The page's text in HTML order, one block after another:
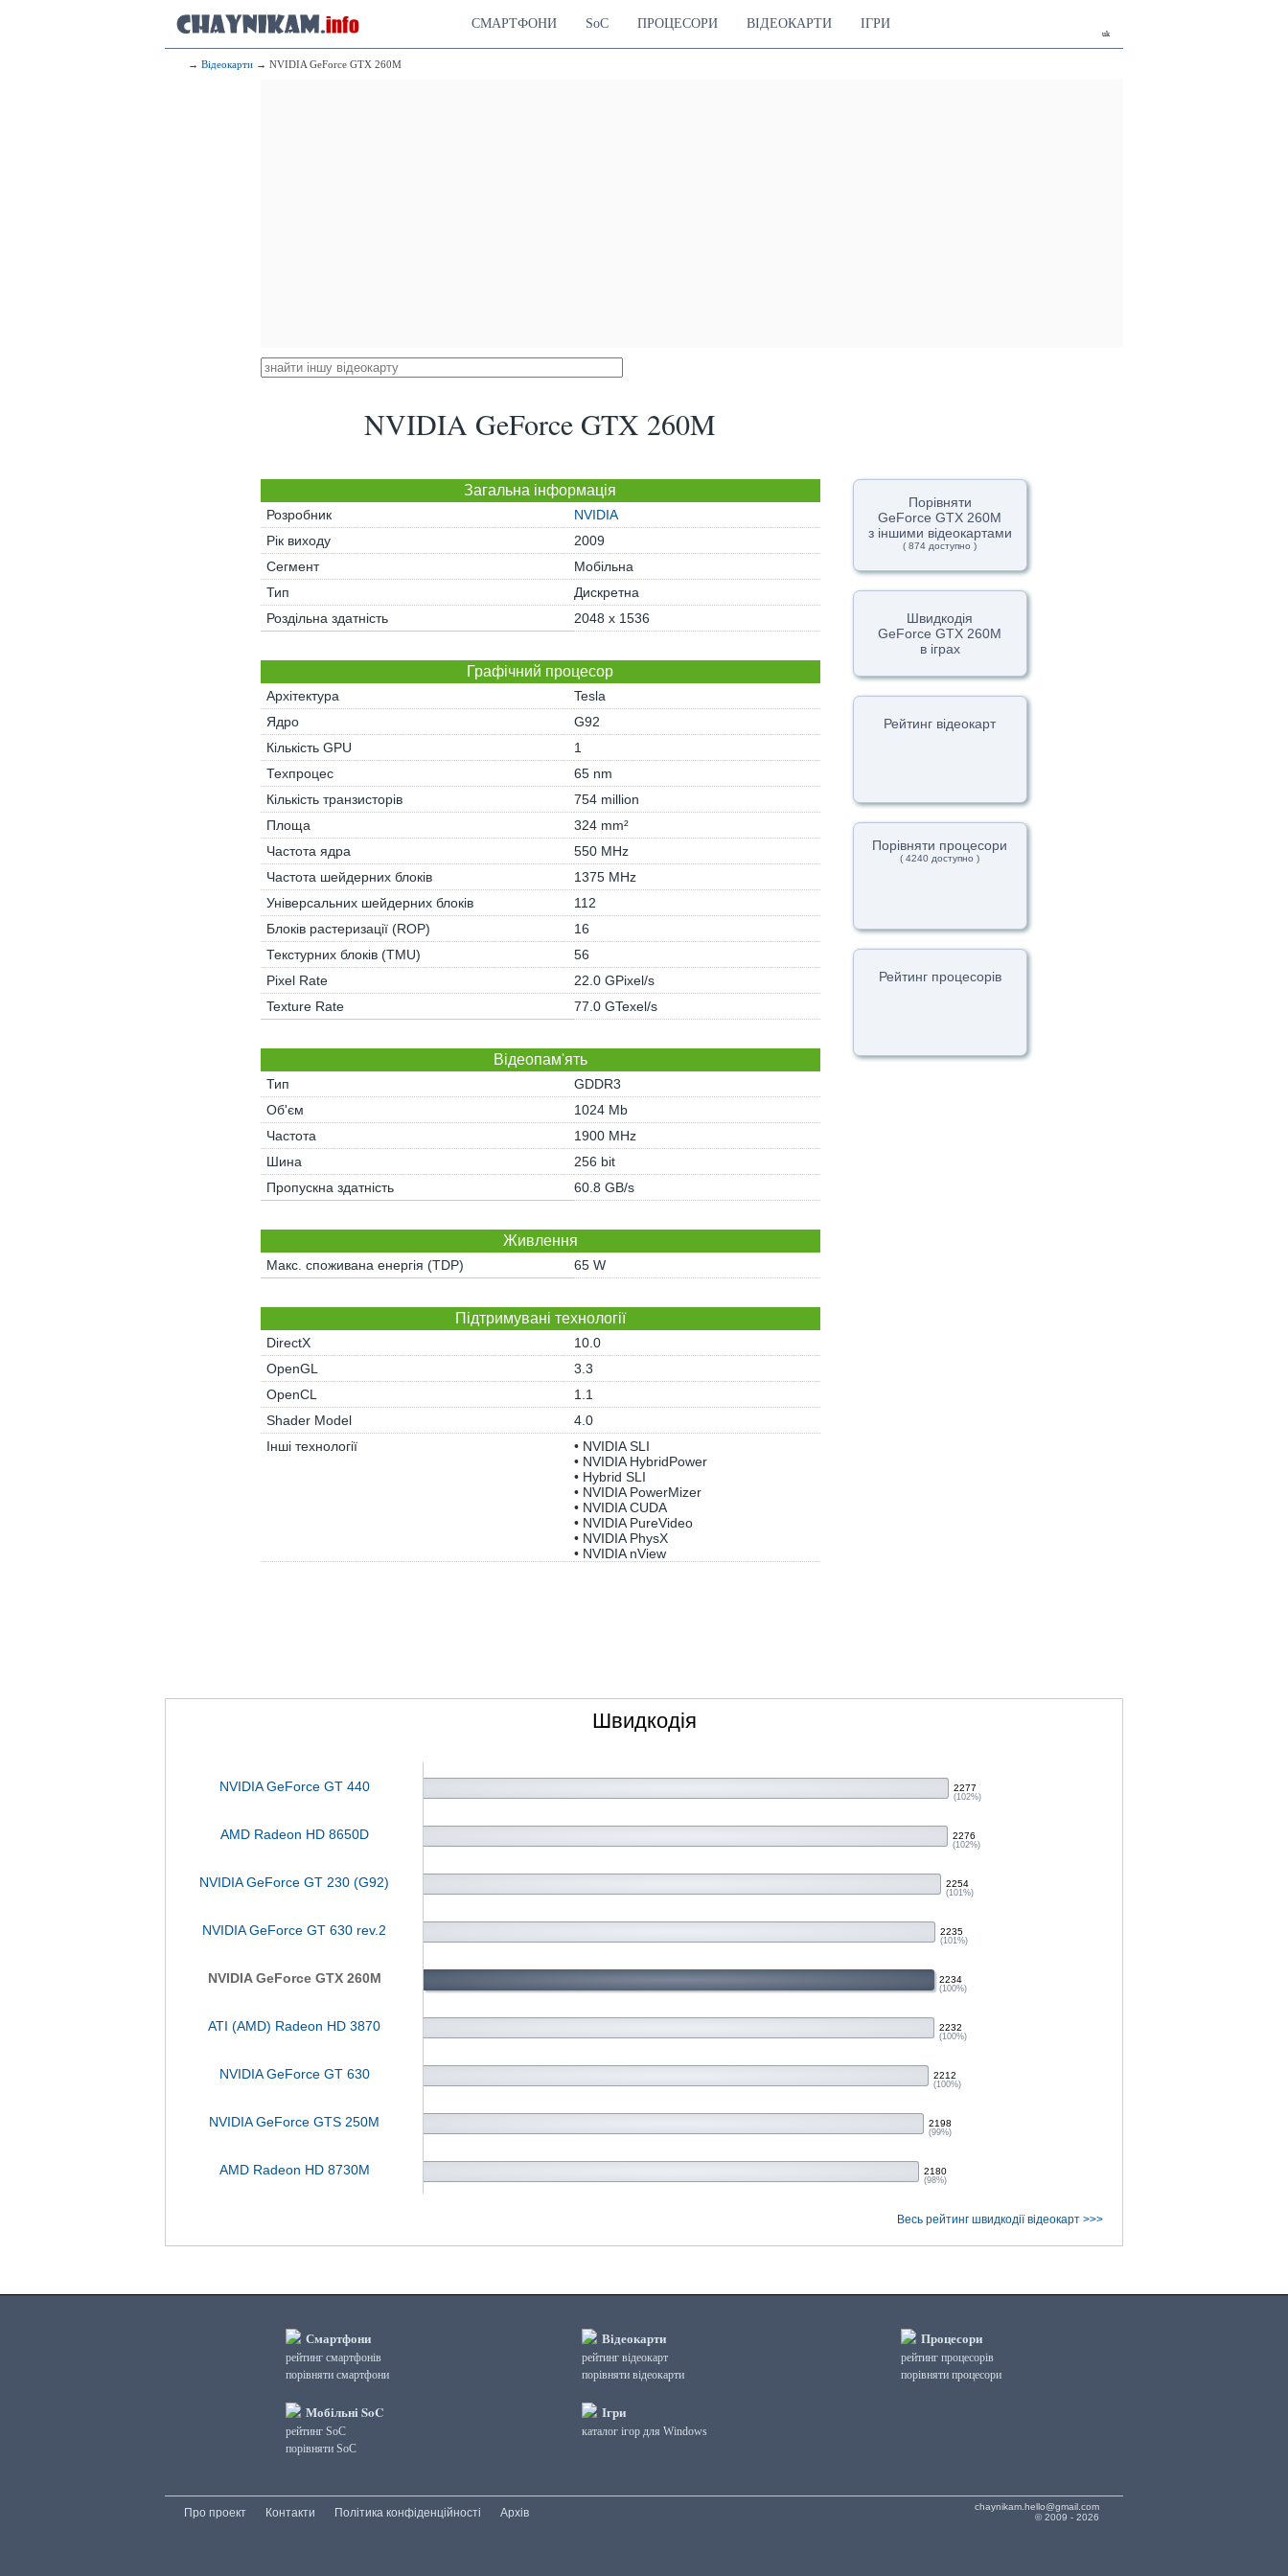
uk
СМАРТФОНИ SoC ПРОЦЕСОРИ ВІДЕОКАРТИ ІГРИ
→ Відеокарти → NVIDIA GeForce GTX 260M
NVIDIA GeForce GTX 260M
Загальна інформація
Розробник
NVIDIA
Рік виходу
2009
Сегмент
Мобільна
Тип
Дискретна
Роздільна здатність
2048 x 1536
Графічний процесор
Архітектура
Tesla
Ядро
G92
Кількість GPU
1
Техпроцес
65 nm
Кількість транзисторів
754 million
Площа
324 mm²
Частота ядра
550 MHz
Частота шейдерних блоків
1375 MHz
Універсальних шейдерних блоків
112
Блоків растеризації (ROP)
16
Текстурних блоків (TMU)
56
Pixel Rate
22.0 GPixel/s
Texture Rate
77.0 GTexel/s
Відеопам'ять
Тип
GDDR3
Об'єм
1024 Mb
Частота
1900 MHz
Шина
256 bit
Пропускна здатність
60.8 GB/s
Живлення
Макс. споживана енергія (TDP) 65 W
Підтримувані технології
DirectX
10.0
OpenGL
3.3
OpenCL
1.1
Shader Model
4.0
Інші технології
• NVIDIA SLI
• NVIDIA HybridPower
• Hybrid SLI
• NVIDIA PowerMizer
• NVIDIA CUDA
• NVIDIA PureVideo
• NVIDIA PhysX
• NVIDIA nView
Порівняти
GeForce GTX 260M
з іншими відеокартами
( 874 доступно )
Швидкодія
GeForce GTX 260M
в іграх
Рейтинг відеокарт
Порівняти процесори
( 4240 доступно )
Рейтинг процесорів
Швидкодія
NVIDIA GeForce GT 440 2277
(102%)
AMD Radeon HD 8650D 2276
(102%)
NVIDIA GeForce GT 230 (G92) 2254
(101%)
NVIDIA GeForce GT 630 rev.2 2235
(101%)
NVIDIA GeForce GTX 260M 2234
(100%)
ATI (AMD) Radeon HD 3870 2232
(100%)
NVIDIA GeForce GT 630 2212
(100%)
NVIDIA GeForce GTS 250M 2198
(99%)
AMD Radeon HD 8730M 2180
(98%)
Весь рейтинг швидкодії відеокарт >>>
Смартфони
рейтинг смартфонів
порівняти смартфони
Мобільні SoC
рейтинг SoC
порівняти SoC
Відеокарти
рейтинг відеокарт
порівняти відеокарти
Ігри
каталог ігор для Windows
Процесори
рейтинг процесорів
порівняти процесори
chaynikam.hello@gmail.com
© 2009 - 2026
Про проект Контакти Політика конфіденційності Архів